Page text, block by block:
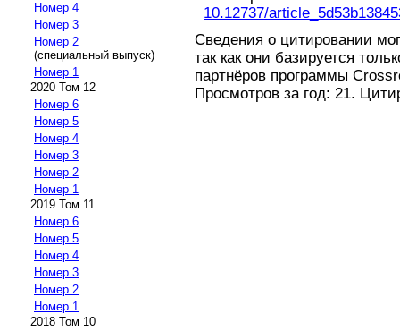
Номер 4
Номер 3
Номер 2
(специальный выпуск)
Номер 1
2020 Том 12
Номер 6
Номер 5
Номер 4
Номер 3
Номер 2
Номер 1
2019 Том 11
Номер 6
Номер 5
Номер 4
Номер 3
Номер 2
Номер 1
2018 Том 10
10.12737/
Сведения о цитировании
так как они базируется
партнёров программы
Просмотров за год: 21.